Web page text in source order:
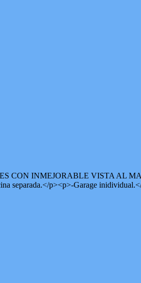
CON INMEJORABLE VISTA AL
separada.</p><p>-Garage